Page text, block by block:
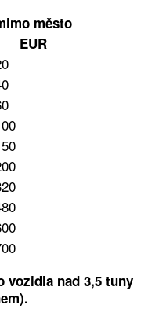
město
EUR
vozidla nad 3,5 tuny